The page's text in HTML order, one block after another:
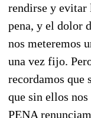
rendirse y evitar
pena, y el dolor
nos meteremos
una vez fijo.
recordamos que
que sin ellos
PENA